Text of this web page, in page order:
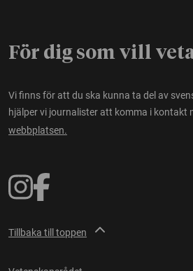
För dig som vill
Vi finns för att du ska kunna ta del av
hjälper vi journalister att komma i kontakt
webbplatsen.
Tillbaka till toppen